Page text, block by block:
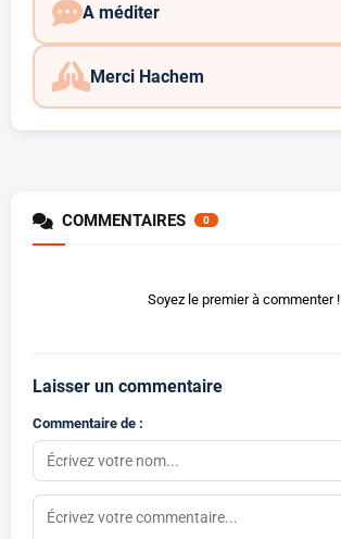
A méditer
Merci Hachem
COMMENTAIRES 0
Soyez le premier à commenter !
Laisser un commentaire
Commentaire de :